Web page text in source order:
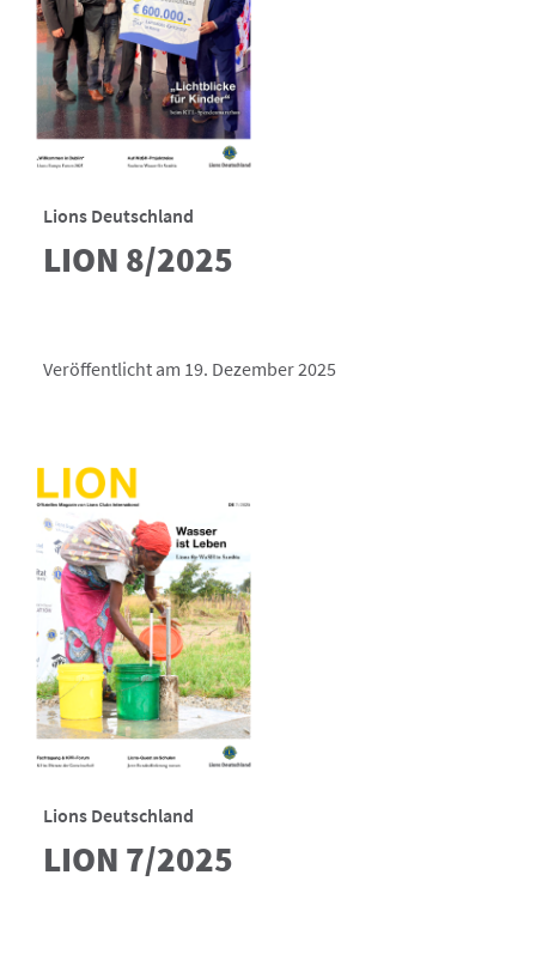
Lions Deutschland
LION 8/2025
Veröffentlicht am 19. Dezember 2025
Lions Deutschland
LION 7/2025